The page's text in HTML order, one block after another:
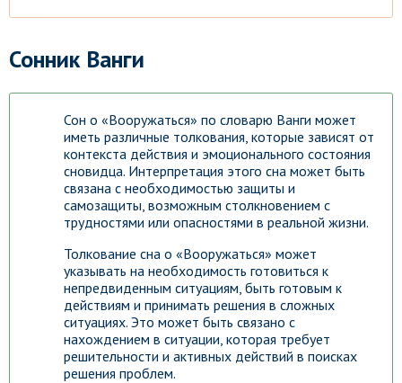
Сонник Ванги
Сон о «Вооружаться» по словарю Ванги может
иметь различные толкования, которые зависят от
контекста действия и эмоционального состояния
сновидца. Интерпретация этого сна может быть
связана с необходимостью защиты и
самозащиты, возможным столкновением с
трудностями или опасностями в реальной жизни.
Толкование сна о «Вооружаться» может
указывать на необходимость готовиться к
непредвиденным ситуациям, быть готовым к
действиям и принимать решения в сложных
ситуациях. Это может быть связано с
нахождением в ситуации, которая требует
решительности и активных действий в поисках
решения проблем.